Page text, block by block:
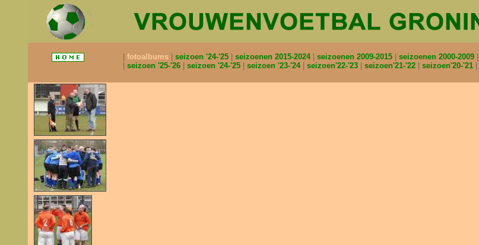
fotoalbums seizoen '24-'25 seizoenen 2015-2024 seizoenen 2009-2015 seizoenen 2000-2009
seizoen '25-'26
seizoen '24-'25 seizoen '23-'24 seizoen'22-'23 seizoen'21-'22 seizoen'20-'21